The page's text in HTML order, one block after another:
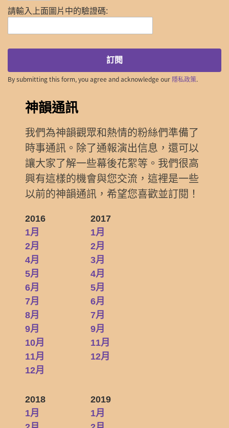
請輸入上面圖片中的驗證碼:
訂閱
By submitting this form, you agree and acknowledge our 隱私政策.
神韻通訊
我們為神韻觀眾和熱情的粉絲們準備了
時事通訊。除了通報演出信息，還可以
讓大家了解一些幕後花絮等。我們很高
興有這樣的機會與您交流，這裡是一些
以前的神韻通訊，希望您喜歡並訂閱！
2016
1月
2月
4月
5月
6月
7月
8月
9月
10月
11月
12月
2017
1月
2月
3月
4月
5月
6月
7月
9月
11月
12月
2018
1月
2019
1月